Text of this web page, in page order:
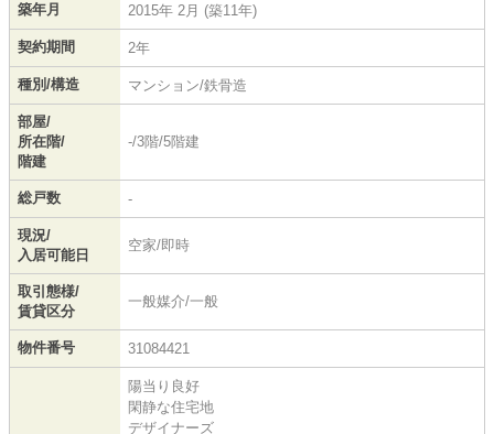
築年月 2015年 2月 (築11年)
契約期間 2年
種別/構造 マンション/鉄骨造
部屋/
所在階/
階建
-/3階/5階建
総戸数 -
現況/
入居可能日
空家/即時
取引態様/
賃貸区分
一般媒介/一般
物件番号 31084421
陽当り良好
閑静な住宅地
デザイナーズ